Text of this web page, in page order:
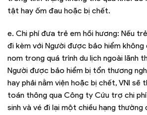
tật hay ốm đau hoặc bị chết.
e. Chi phí đưa trẻ em hồi hương: Nếu
đi kèm với Người được bảo hiểm
nom trong quá trình du lịch ngoài lãnh
Người được bảo hiểm bị tổn thương
hay phải nằm viện hoặc bị chết, VNI sẽ
toán thông qua Công ty Cứu trợ chi
sinh và vé đi lại một chiều hạng